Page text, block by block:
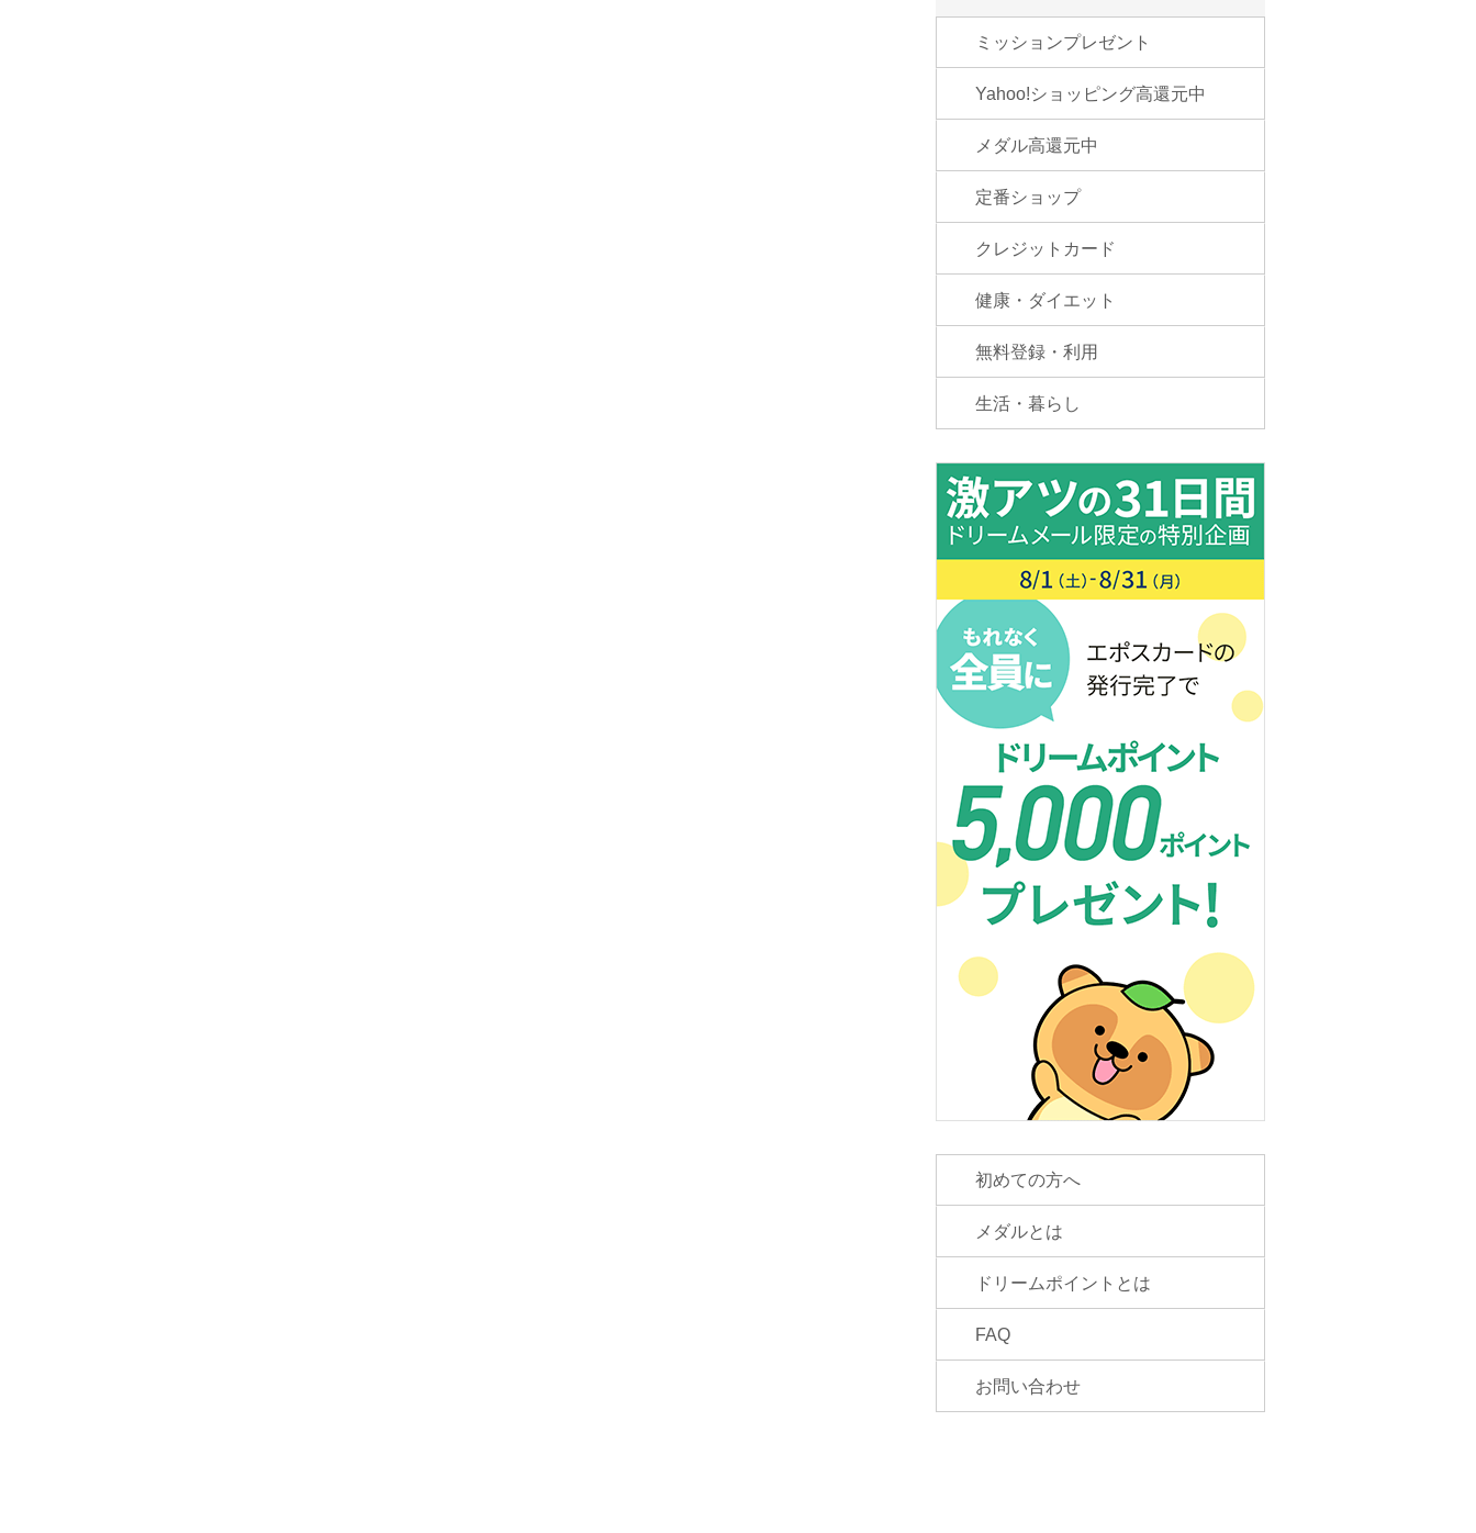
ミッションプレゼント
Yahoo!ショッピング高還元中
メダル高還元中
定番ショップ
クレジットカード
健康・ダイエット
無料登録・利用
生活・暮らし
初めての方へ
メダルとは
ドリームポイントとは
FAQ
お問い合わせ